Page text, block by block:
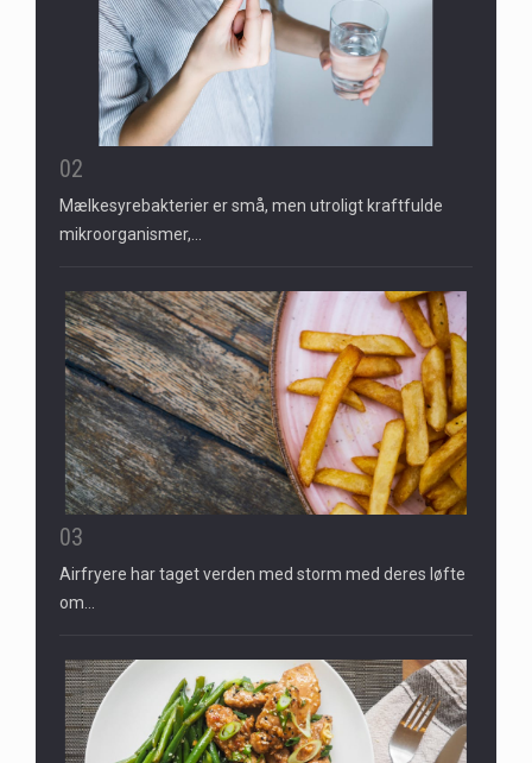
02
Mælkesyrebakterier er små, men utroligt kraftfulde
mikroorganismer,…
03
Airfryere har taget verden med storm med deres løfte
om…